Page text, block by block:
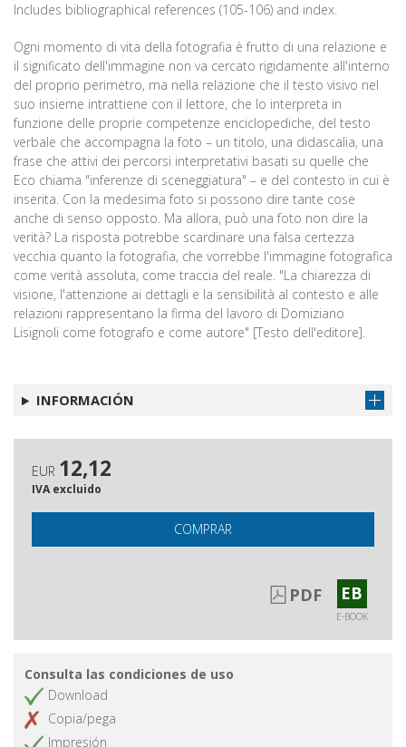
Includes bibliographical references (105-106) and index.
Ogni momento di vita della fotografia è frutto di una relazione e
il significato dell'immagine non va cercato rigidamente all'interno
del proprio perimetro, ma nella relazione che il testo visivo nel
suo insieme intrattiene con il lettore, che lo interpreta in
funzione delle proprie competenze enciclopediche, del testo
verbale che accompagna la foto – un titolo, una didascalia, una
frase che attivi dei percorsi interpretativi basati su quelle che
Eco chiama "inferenze di sceneggiatura" – e del contesto in cui è
inserita. Con la medesima foto si possono dire tante cose
anche di senso opposto. Ma allora, può una foto non dire la
verità? La risposta potrebbe scardinare una falsa certezza
vecchia quanto la fotografia, che vorrebbe l'immagine fotografica
come verità assoluta, come traccia del reale. "La chiarezza di
visione, l'attenzione ai dettagli e la sensibilità al contesto e alle
relazioni rappresentano la firma del lavoro di Domiziano
Lisignoli come fotografo e come autore" [Testo dell'editore].
INFORMACIÓN
EUR 12,12
IVA excluido
COMPRAR
PDF EB
E-BOOK
Consulta las condiciones de uso
Download
Copia/pega
Impresión